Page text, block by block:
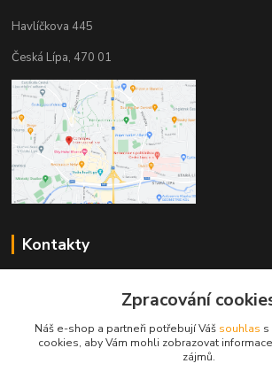
Havlíčkova 445
Česká Lípa, 470 01
Kontakty
+420 603 823 376
pelant@cgastro.cz
Zpracování
Náš e-shop a partneři potřebují Váš souhlas s
cookies, aby Vám mohli zobrazovat
zájmů.